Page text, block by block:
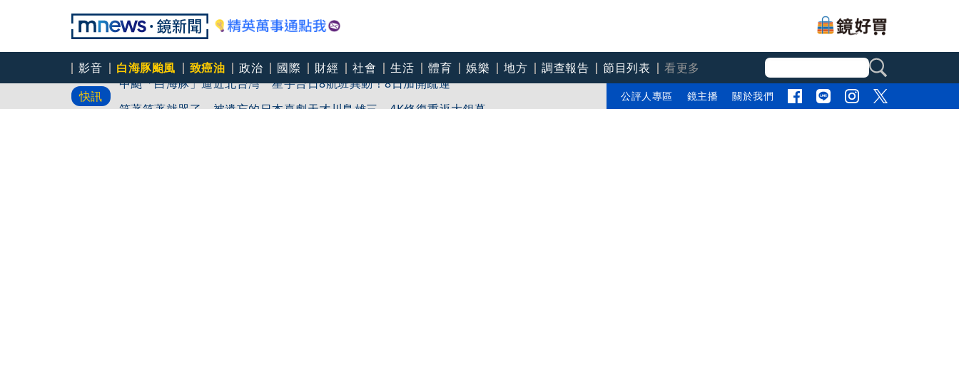
影音 白海豚颱風 致癌油 政治 國際 財經 社會 生活 體育 娛樂 地方 調查報告 節目列表
看更多
快訊
中颱「白海豚」逼近北台灣 星宇台日8航班異動！8日加開疏運
公評人專區 鏡主播 關於我們